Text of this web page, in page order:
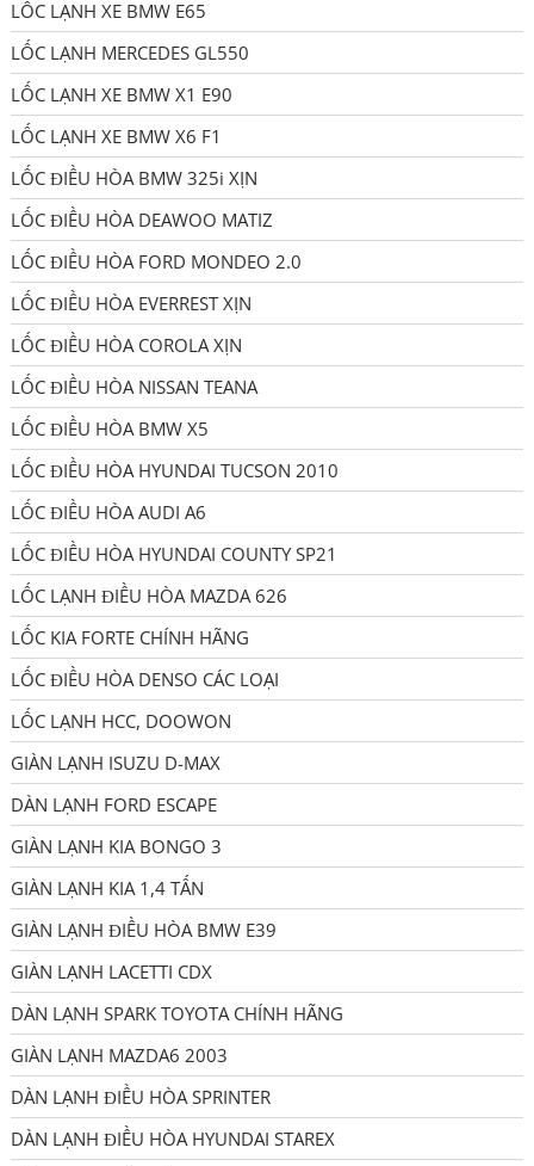
LỐC LẠNH XE BMW E65
LỐC LẠNH MERCEDES GL550
LỐC LẠNH XE BMW X1 E90
LỐC LẠNH XE BMW X6 F1
LỐC ĐIỀU HÒA BMW 325i XỊN
LỐC ĐIỀU HÒA DEAWOO MATIZ
LỐC ĐIỀU HÒA FORD MONDEO 2.0
LỐC ĐIỀU HÒA EVERREST XỊN
LỐC ĐIỀU HÒA COROLA XỊN
LỐC ĐIỀU HÒA NISSAN TEANA
LỐC ĐIỀU HÒA BMW X5
LỐC ĐIỀU HÒA HYUNDAI TUCSON 2010
LỐC ĐIỀU HÒA AUDI A6
LỐC ĐIỀU HÒA HYUNDAI COUNTY SP21
LỐC LẠNH ĐIỀU HÒA MAZDA 626
LỐC KIA FORTE CHÍNH HÃNG
LỐC ĐIỀU HÒA DENSO CÁC LOẠI
LỐC LẠNH HCC, DOOWON
GIÀN LẠNH ISUZU D-MAX
DÀN LẠNH FORD ESCAPE
GIÀN LẠNH KIA BONGO 3
GIÀN LẠNH KIA 1,4 TẤN
GIÀN LẠNH ĐIỀU HÒA BMW E39
GIÀN LẠNH LACETTI CDX
DÀN LẠNH SPARK TOYOTA CHÍNH HÃNG
GIÀN LẠNH MAZDA6 2003
DÀN LẠNH ĐIỀU HÒA SPRINTER
DÀN LẠNH ĐIỀU HÒA HYUNDAI STAREX